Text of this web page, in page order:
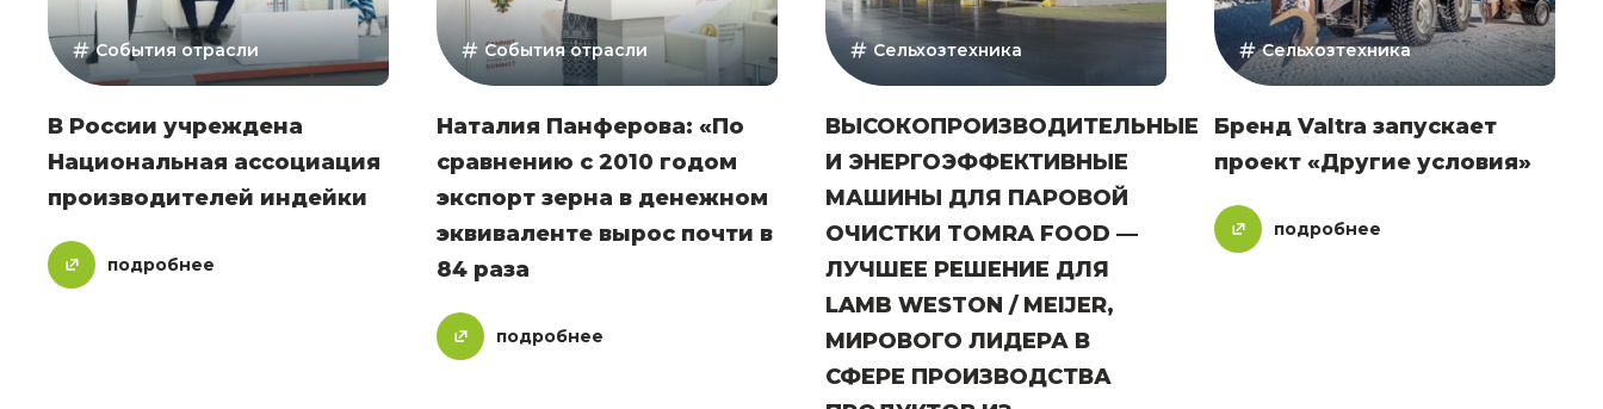
События отрасли
В России учреждена
Национальная ассоциация
производителей индейки
подробнее
События отрасли
Наталия Панферова: «По
сравнению с 2010 годом
экспорт зерна в денежном
эквиваленте вырос почти в
84 раза
подробнее
Сельхозтехника
ВЫСОКОПРОИЗВОДИТЕЛЬНЫЕ
И ЭНЕРГОЭФФЕКТИВНЫЕ
МАШИНЫ ДЛЯ ПАРОВОЙ
ОЧИСТКИ TOMRA FOOD —
ЛУЧШЕЕ РЕШЕНИЕ ДЛЯ
LAMB WESTON / MEIJER,
МИРОВОГО ЛИДЕРА В
СФЕРЕ ПРОИЗВОДСТВА
Сельхозтехника
Бренд Valtra запускает
проект «Другие условия»
подробнее